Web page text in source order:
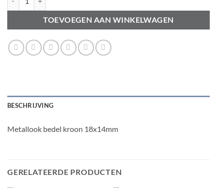
TOEVOEGEN AAN WINKELWAGEN
BESCHRIJVING
Metallook bedel kroon 18x14mm
GERELATEERDE PRODUCTEN